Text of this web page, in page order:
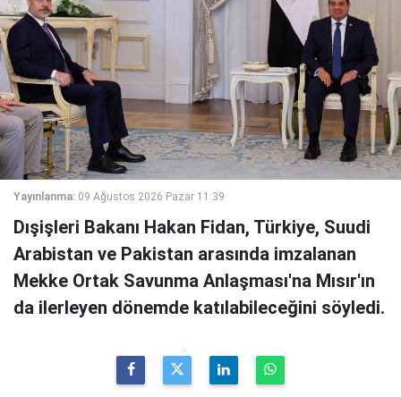
Yayınlanma: 09 Ağustos 2026 Pazar 11:39
Dışişleri Bakanı Hakan Fidan, Türkiye, Suudi
Arabistan ve Pakistan arasında imzalanan
Mekke Ortak Savunma Anlaşması'na Mısır'ın
da ilerleyen dönemde katılabileceğini söyledi.